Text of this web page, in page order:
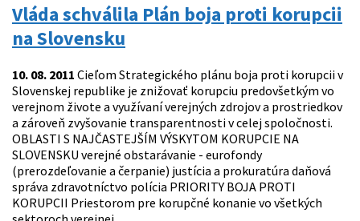
Vláda schválila Plán boja proti korupcii
na Slovensku
10. 08. 2011 Cieľom Strategického plánu boja proti korupcii v
Slovenskej republike je znižovať korupciu predovšetkým vo
verejnom živote a využívaní verejných zdrojov a prostriedkov
a zároveň zvyšovanie transparentnosti v celej spoločnosti.
OBLASTI S NAJČASTEJŠÍM VÝSKYTOM KORUPCIE NA
SLOVENSKU verejné obstarávanie - eurofondy
(prerozdeľovanie a čerpanie) justícia a prokuratúra daňová
správa zdravotníctvo polícia PRIORITY BOJA PROTI
KORUPCII Priestorom pre korupčné konanie vo všetkých